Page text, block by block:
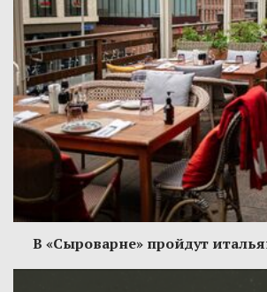
В «Сыроварне» пройдут